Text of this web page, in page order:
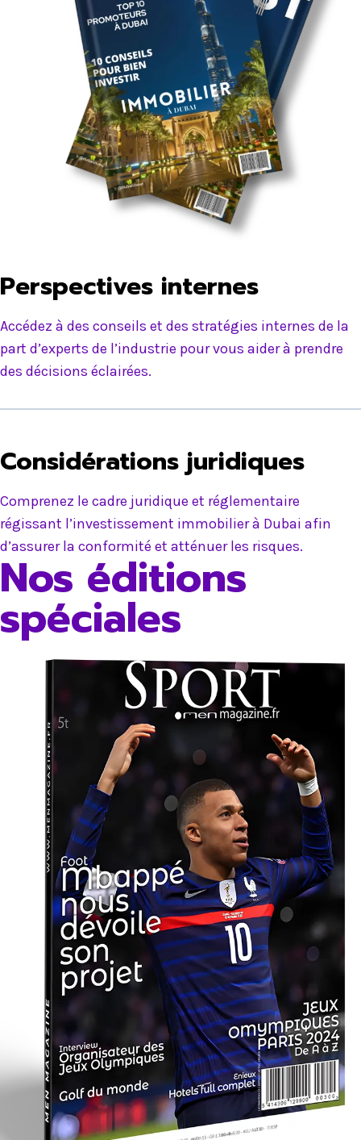
Perspectives internes
Accédez à des conseils et des stratégies internes de la
part d’experts de l’industrie pour vous aider à prendre
des décisions éclairées.
Considérations juridiques
Comprenez le cadre juridique et réglementaire
régissant l’investissement immobilier à Dubai afin
d’assurer la conformité et atténuer les risques.
Nos éditions
spéciales